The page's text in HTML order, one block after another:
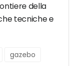
della
tecniche e
gazebo